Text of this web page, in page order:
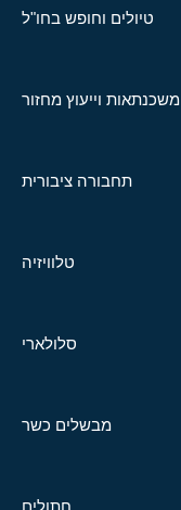
טיולים וחופש בחו"ל
משכנתאות וייעוץ מחזור
תחבורה ציבורית
טלוויזיה
סלולארי
מבשלים כשר
חתולים